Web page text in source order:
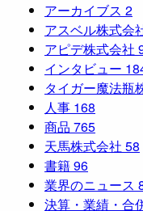
アーカイブス 2
アスベル株式会
アピデ株式会社
インタビュー
タイガー魔法瓶
人事 168
商品 765
天馬株式会社 58
書籍96
業界のニュース
決算・業績・合